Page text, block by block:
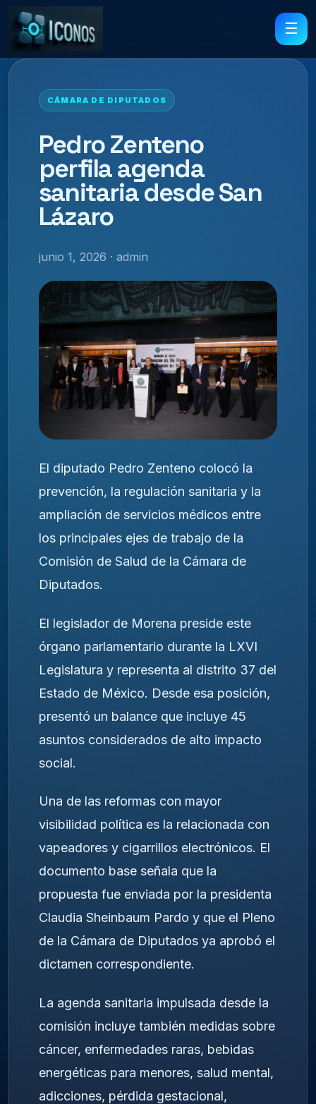
☰
CÁMARA DE DIPUTADOS
Pedro Zenteno
perfila agenda
sanitaria desde San
Lázaro
junio 1, 2026 · admin
El diputado Pedro Zenteno colocó la
prevención, la regulación sanitaria y la
ampliación de servicios médicos entre
los principales ejes de trabajo de la
Comisión de Salud de la Cámara de
Diputados.
El legislador de Morena preside este
órgano parlamentario durante la LXVI
Legislatura y representa al distrito 37 del
Estado de México. Desde esa posición,
presentó un balance que incluye 45
asuntos considerados de alto impacto
social.
Una de las reformas con mayor
visibilidad política es la relacionada con
vapeadores y cigarrillos electrónicos. El
documento base señala que la
propuesta fue enviada por la presidenta
Claudia Sheinbaum Pardo y que el Pleno
de la Cámara de Diputados ya aprobó el
dictamen correspondiente.
La agenda sanitaria impulsada desde la
comisión incluye también medidas sobre
cáncer, enfermedades raras, bebidas
energéticas para menores, salud mental,
adicciones, pérdida gestacional,